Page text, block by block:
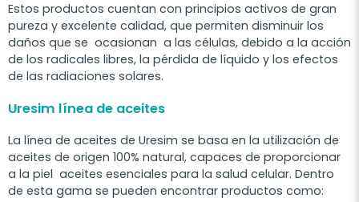
Estos productos cuentan con principios activos de gran
pureza y excelente calidad, que permiten disminuir los
daños que se ocasionan a las células, debido a la acción
de los radicales libres, la pérdida de líquido y los efectos
de las radiaciones solares.
Uresim línea de aceites
La línea de aceites de Uresim se basa en la utilización de
aceites de origen 100% natural, capaces de proporcionar
a la piel aceites esenciales para la salud celular. Dentro
de esta gama se pueden encontrar productos como: